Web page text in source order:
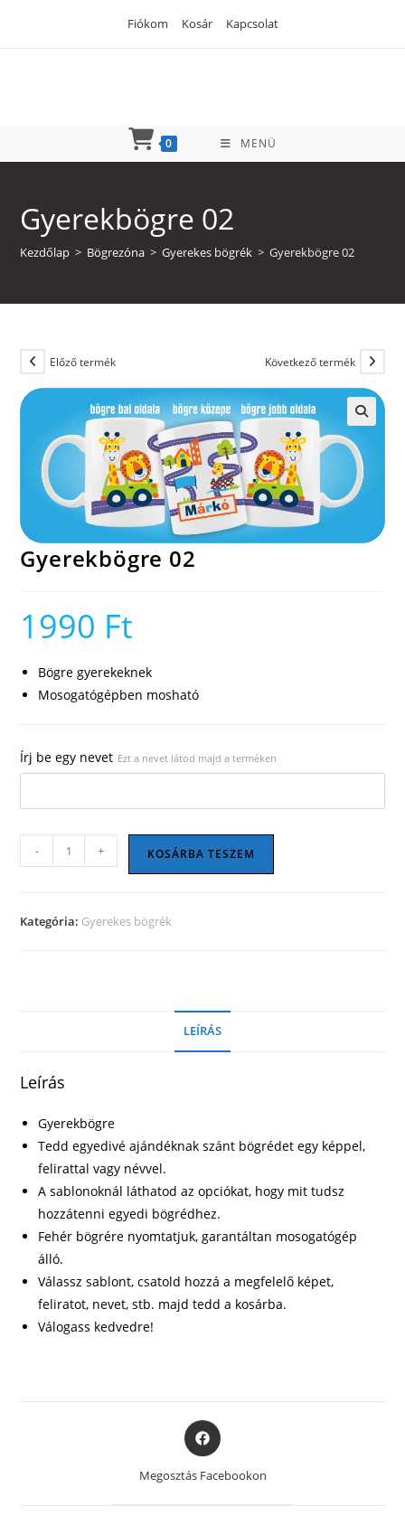
Fiókom Kosár Kapcsolat
0 MENÜ
Gyerekbögre 02
Kezdőlap > Bögrezóna > Gyerekes bögrék > Gyerekbögre 02
Előző termék Következő termék
Gyerekbögre 02
1990 Ft
Bögre gyerekeknek
Mosogatógépben mosható
Írj be egy nevet Ezt a nevet látod majd a terméken
Gyerekbögre
02
- + KOSÁRBA TESZEM
Kategória: Gyerekes bögrék
LEÍRÁS
Leírás
Gyerekbögre
Tedd egyedivé ajándéknak szánt bögrédet egy képpel,
felirattal vagy névvel.
A sablonoknál láthatod az opciókat, hogy mit tudsz
hozzátenni egyedi bögrédhez.
Fehér bögrére nyomtatjuk, garantáltan mosogatógép
álló.
Válassz sablont, csatold hozzá a megfelelő képet,
feliratot, nevet, stb. majd tedd a kosárba.
Válogass kedvedre!
Opens
in
a
Megosztás Facebookon